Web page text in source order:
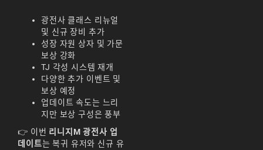
광전사 클래스 리뉴얼
및 신규 장비 추가
성장 자원 상자 및 가문
보상 강화
TJ 각성 시스템 재개
다양한 추가 이벤트 및
보상 예정
업데이트 속도는 느리
지만 보상 구성은 풍부
👉 이번 리니지M 광전사 업
데이트는 복귀 유저와 신규 유